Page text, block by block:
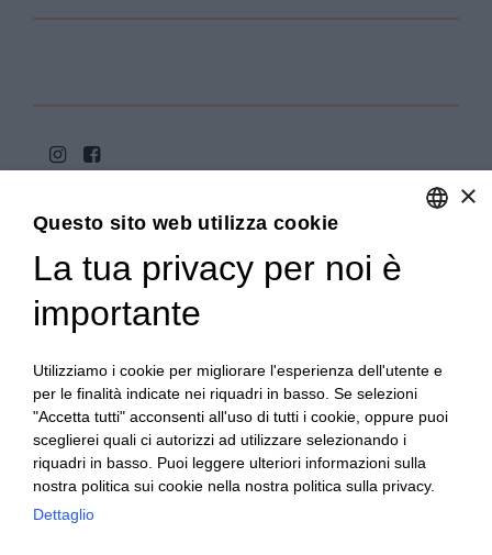
Copyright 2020© Regali Digusto è un marchio di Olio
10022 Carmagnola (TO) - PIVA 07980320019
Creato da:etinet.it
×
Questo sito web utilizza cookie
La tua privacy per noi è
importante
Utilizziamo i cookie per migliorare l'esperienza dell'utente e
per le finalità indicate nei riquadri in basso. Se selezioni
"Accetta tutti" acconsenti all'uso di tutti i cookie, oppure puoi
sceglierei quali ci autorizzi ad utilizzare selezionando i
riquadri in basso. Puoi leggere ulteriori informazioni sulla
nostra politica sui cookie nella nostra politica sulla privacy.
Dettaglio